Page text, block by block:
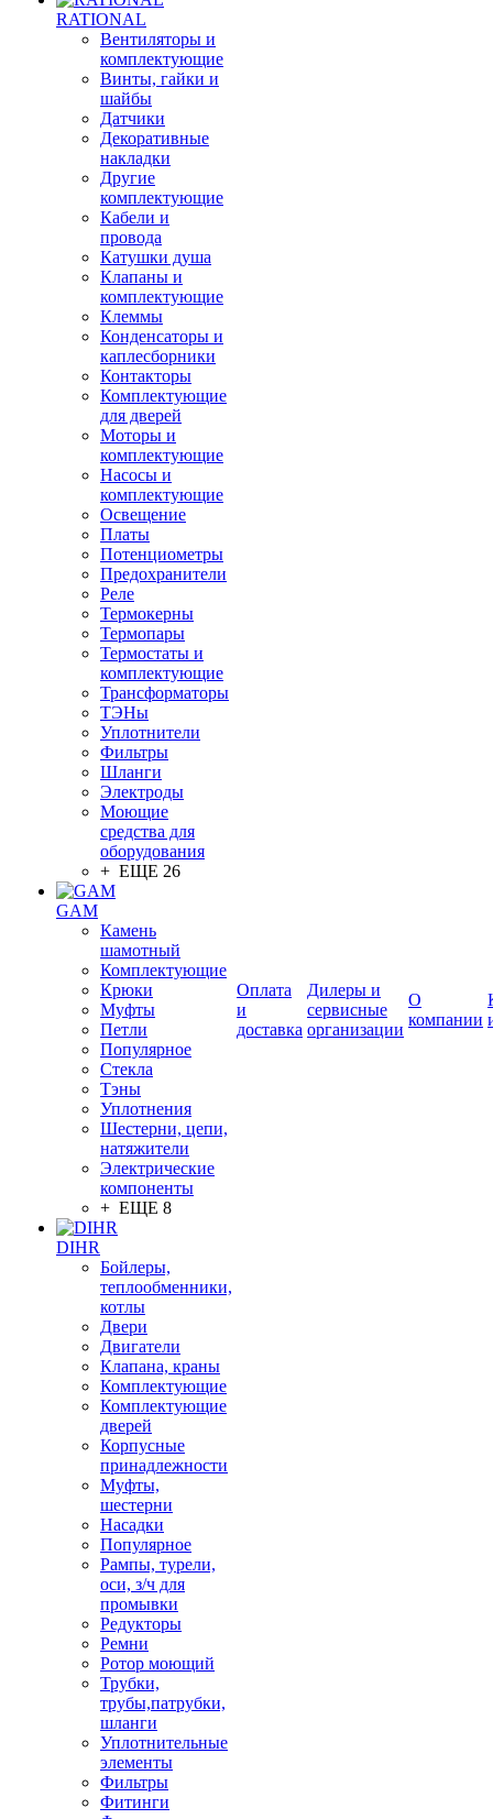
RATIONAL
Вентиляторы и
комплектующие
Винты, гайки и
шайбы
Датчики
Декоративные
накладки
Другие
комплектующие
Кабели и
провода
Катушки душа
Клапаны и
комплектующие
Клеммы
Конденсаторы и
каплесборники
Контакторы
Комплектующие
для дверей
Моторы и
комплектующие
Насосы и
комплектующие
Освещение
Платы
Потенциометры
Предохранители
Реле
Термокерны
Термопары
Термостаты и
комплектующие
Трансформаторы
ТЭНы
Уплотнители
Фильтры
Шланги
Электроды
Моющие
средства для
оборудования
+ ЕЩЕ 26
GAM
Камень
шамотный
Комплектующие
Крюки
Муфты
Петли
Популярное
Стекла
Тэны
Уплотнения
Шестерни, цепи,
натяжители
Электрические
компоненты
+ ЕЩЕ 8
DIHR
Бойлеры,
теплообменники,
котлы
Двери
Двигатели
Клапана, краны
Комплектующие
Комплектующие
дверей
Корпусные
принадлежности
Муфты,
шестерни
Насадки
Популярное
Рампы, турели,
оси, з/ч для
промывки
Редукторы
Ремни
Ротор моющий
Трубки,
трубы,патрубки,
шланги
Уплотнительные
элементы
Фильтры
Фитинги
Оплата
и
доставка
Дилеры и
сервисные
организации
О
компании